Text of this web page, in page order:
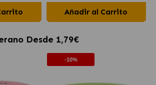
Añadir al Carrito
Desde 1,79€
-10%